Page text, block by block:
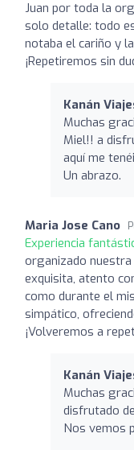
Juan por toda la
solo detalle: todo
notaba el cariño y
¡Repetiremos sin
Kanán
Muchas
Miel!! a
aquí me
Un abrazo.
Maria Jose Cano
Experiencia
organizado nuestra
exquisita, atento
como durante el
simpático,
¡Volveremos a
Kanán
Muchas
disfrutado
Nos vemos